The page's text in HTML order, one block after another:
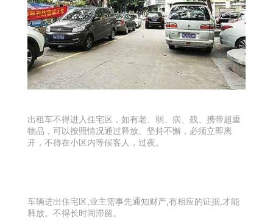
出租车不得进入住宅区，如有老、弱、病、残、携带超重
物品，可以按照情况通过释放。坚持不懈，必须立即离
开，不得在小区内等候客人，过夜。
车辆进出住宅区,业主需事先通知财产,有相应的证据,才能
释放。不得长时间滞留。